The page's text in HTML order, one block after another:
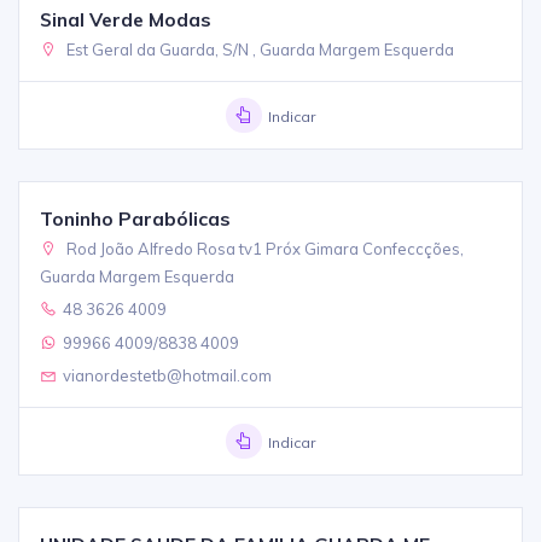
Sinal Verde Modas
Est Geral da Guarda, S/N , Guarda Margem Esquerda
Indicar
Toninho Parabólicas
Rod João Alfredo Rosa tv1 Próx Gimara Confeccções,
Guarda Margem Esquerda
48 3626 4009
99966 4009/8838 4009
vianordestetb@hotmail.com
Indicar